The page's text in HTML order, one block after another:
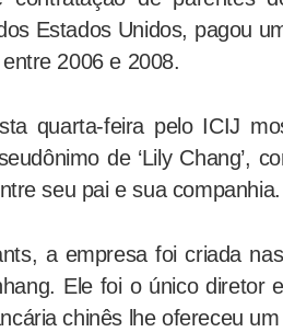
Estados Unidos, pagou
2006 e 2008.
quarta-feira pelo ICIJ
de ‘Lily Chang’,
seu pai e sua companhia.
a empresa foi criada
Ele foi o único diretor
chinês lhe ofereceu